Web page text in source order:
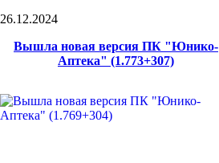
26.12.2024
Вышла новая версия ПК "Юнико-
Аптека" (1.773+307)